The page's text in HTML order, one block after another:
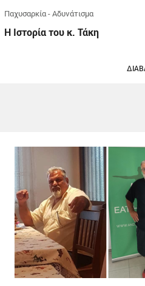
Παχυσαρκία - Αδυνάτισμα
Η Ιστορία του κ. Τάκη